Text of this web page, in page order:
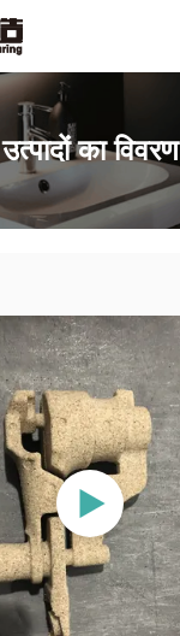
उत्पादों का विवरण